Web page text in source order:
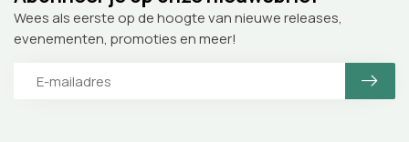
Wees als eerste op de hoogte van nieuwe releases,
evenementen, promoties en meer!